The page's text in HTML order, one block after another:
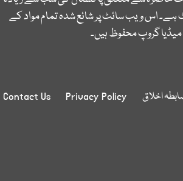
اس ویب سائٹ پر شائع شدہ تمام مواد کے
گروپ محفوظ ہیں۔
اخلاق Privacy Policy
Contact Us